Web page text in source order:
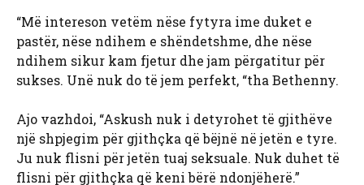
“Më intereson vetëm nëse fytyra ime duket e
pastër, nëse ndihem e shëndetshme, dhe nëse
ndihem sikur kam fjetur dhe jam përgatitur për
sukses. Unë nuk do të jem perfekt, “tha Bethenny.
Ajo vazhdoi, “Askush nuk i detyrohet të gjithëve
një shpjegim për gjithçka që bëjnë në jetën e tyre.
Ju nuk flisni për jetën tuaj seksuale. Nuk duhet të
flisni për gjithçka që keni bërë ndonjëherë.”